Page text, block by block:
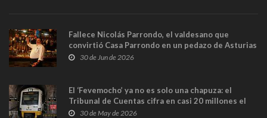
Fallece Nicolás Parrondo, el valdesano que
convirtió Casa Parrondo en un pedazo de Asturias
en Madrid
30 de Jun de 2026
El ‘Fevemocho’ ya no es solo una chapuza: el
Tribunal de Cuentas cifra en casi 20 millones el
sobrecoste de los trenes que no cabían por los
30 de May de 2026